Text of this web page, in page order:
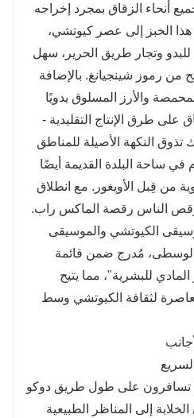
أنحاء الزقاق بمجرد إخراجه
هذا الخبز إلى عصر كيوتشي،
وتجار طريق الحرير، سهل
من رموز شينجيانغ. بالإضافة
والأرز المسلوق يدويًا
على طرق الإنتاج التقليدية -
النكهة الأصيلة للمناطق
في ساحة البلدة القديمة أيضًا
من قِبل الأويغور. مع انطلاق
الناس رقصة الماكس راب.
الكيوتشي والموسيقى
الوسطى، مُدرج ضمن قائمة
للبشرية"، مما يتيح
لثقافة الكيوتشي وسط
تسافرون على طول طريق دوكو
إلى المناظر الطبيعية